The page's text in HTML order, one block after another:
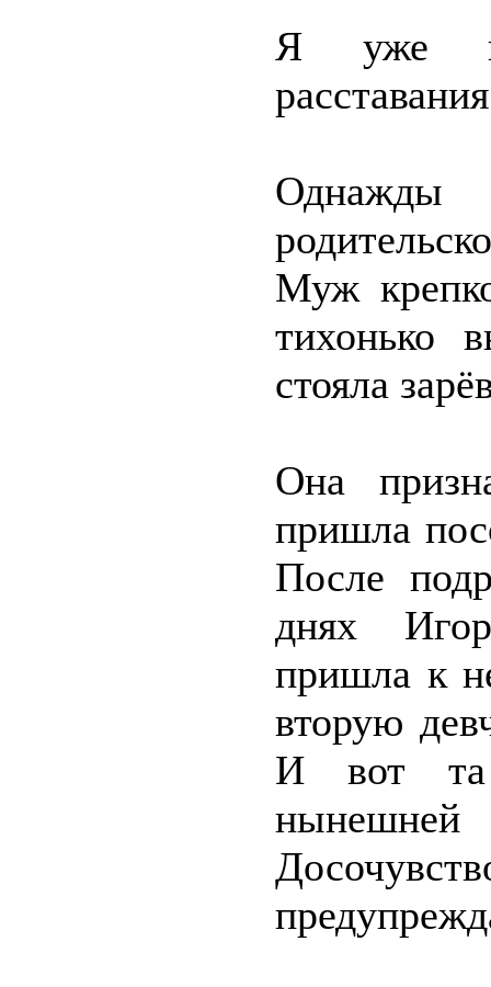
Я уже
Однажды
Муж
тихонько
стояла
Она
пришла
После
днях
пришла к
вторую
И вот та
нынешней